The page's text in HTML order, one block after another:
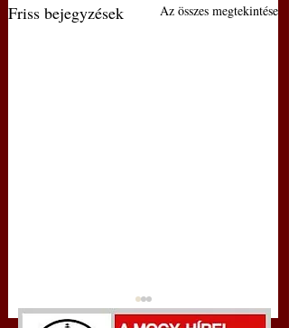
Friss bejegyzések Az összes megtekintése